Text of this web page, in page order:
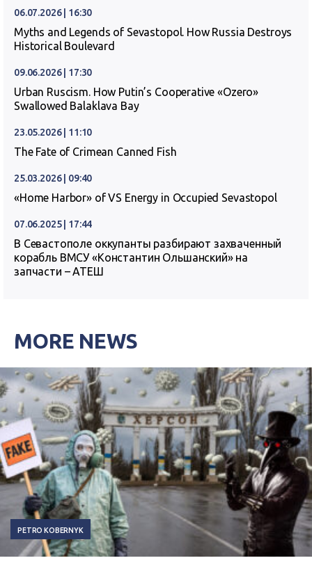
06.07.2026 | 16:30
Myths and Legends of Sevastopol. How Russia Destroys
Historical Boulevard
09.06.2026 | 17:30
Urban Ruscism. How Putin’s Cooperative «Ozero»
Swallowed Balaklava Bay
23.05.2026 | 11:10
The Fate of Crimean Canned Fish
25.03.2026 | 09:40
«Home Harbor» of VS Energy in Occupied Sevastopol
07.06.2025 | 17:44
В Севастополе оккупанты разбирают захваченный
корабль ВМСУ «Константин Ольшанский» на
запчасти – АТЕШ
MORE NEWS
PETRO KOBERNYK